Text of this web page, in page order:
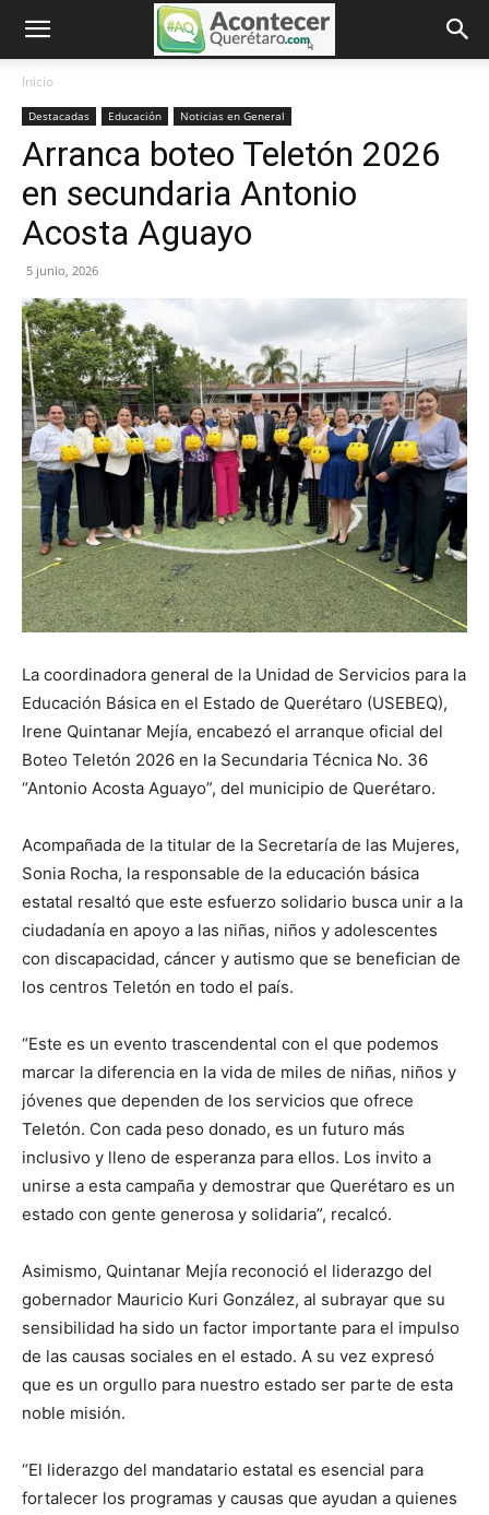
Inicio
Destacadas Educación Noticias en General
Arranca boteo Teletón 2026
en secundaria Antonio
Acosta Aguayo
5 junio, 2026
La coordinadora general de la Unidad de Servicios para la
Educación Básica en el Estado de Querétaro (USEBEQ),
Irene Quintanar Mejía, encabezó el arranque oficial del
Boteo Teletón 2026 en la Secundaria Técnica No. 36
“Antonio Acosta Aguayo”, del municipio de Querétaro.
Acompañada de la titular de la Secretaría de las Mujeres,
Sonia Rocha, la responsable de la educación básica
estatal resaltó que este esfuerzo solidario busca unir a la
ciudadanía en apoyo a las niñas, niños y adolescentes
con discapacidad, cáncer y autismo que se benefician de
los centros Teletón en todo el país.
“Este es un evento trascendental con el que podemos
marcar la diferencia en la vida de miles de niñas, niños y
jóvenes que dependen de los servicios que ofrece
Teletón. Con cada peso donado, es un futuro más
inclusivo y lleno de esperanza para ellos. Los invito a
unirse a esta campaña y demostrar que Querétaro es un
estado con gente generosa y solidaria”, recalcó.
Asimismo, Quintanar Mejía reconoció el liderazgo del
gobernador Mauricio Kuri González, al subrayar que su
sensibilidad ha sido un factor importante para el impulso
de las causas sociales en el estado. A su vez expresó
que es un orgullo para nuestro estado ser parte de esta
noble misión.
“El liderazgo del mandatario estatal es esencial para
fortalecer los programas y causas que ayudan a quienes